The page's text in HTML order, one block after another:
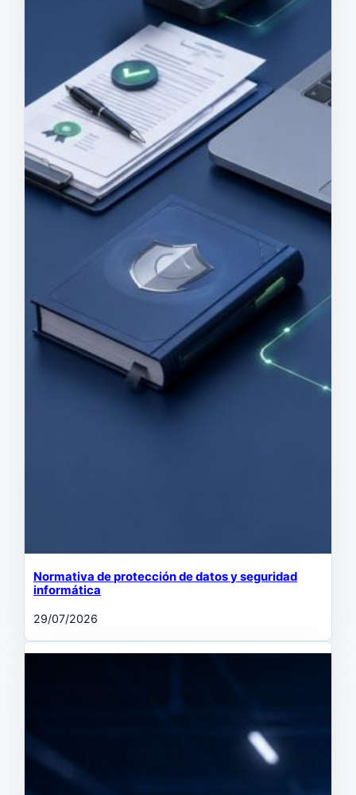
Normativa de protección de datos y seguridad
informática
29/07/2026